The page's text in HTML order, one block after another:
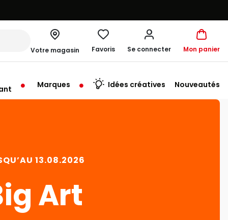
Votre magasin
à 10:00
Favoris Se connecter Mon panier
Marques Idées créatives Nouveautés
13.08.2026
Art